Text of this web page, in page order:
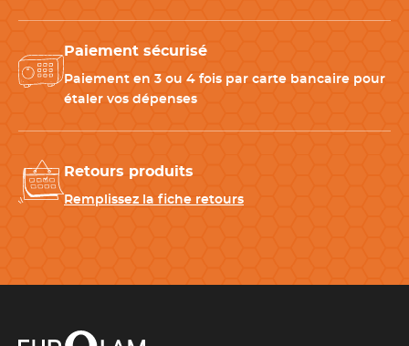
Paiement sécurisé
Paiement en 3 ou 4 fois par carte bancaire pour
étaler vos dépenses
Retours produits
Remplissez la fiche retours